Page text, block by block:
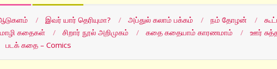
இவர் யார் தெரியுமா? அப்துல் கலாம் பக்கம் நம் தோழன்
கதைகள் சிறார் நூல் அறிமுகம் கதை கதையாம் காரணமாம் ஊர்
படக் கதை – Comics